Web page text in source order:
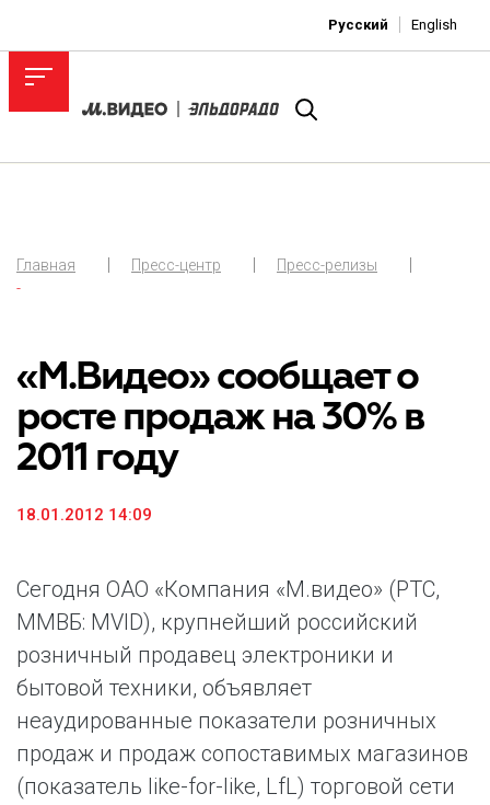
Русский English
Главная Пресс-центр
Пресс-релизы
-
«М.Видео» сообщает о
росте продаж на 30% в
2011 году
18.01.2012 14:09
Сегодня ОАО «Компания «М.видео» (РТС,
ММВБ: MVID), крупнейший российский
розничный продавец электроники и
бытовой техники, объявляет
неаудированные показатели розничных
продаж и продаж сопоставимых магазинов
(показатель like-for-like, LfL) торговой сети